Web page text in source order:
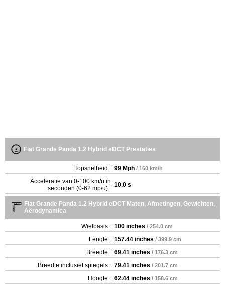
Fiat Grande Panda 1.2 Hybrid eDCT Prestaties
Topsnelheid : 99 Mph / 160 km/h
Acceleratie van 0-100 km/u in
seconden (0-62 mp/u) : 10.0 s
Fiat Grande Panda 1.2 Hybrid eDCT Maten, Afmetingen, Gewichten,
Aërodynamica
Wielbasis : 100 inches / 254.0 cm
Lengte : 157.44 inches / 399.9 cm
Breedte : 69.41 inches / 176.3 cm
Breedte inclusief spiegels : 79.41 inches / 201.7 cm
Hoogte : 62.44 inches / 158.6 cm